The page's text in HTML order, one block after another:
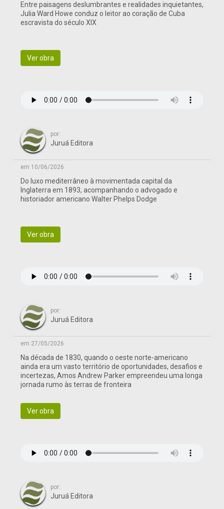
Entre paisagens deslumbrantes e realidades inquietantes,
Julia Ward Howe conduz o leitor ao coração de Cuba
escravista do século XIX
Ver obra
por:
Juruá Editora
em 10/06/2026
Do luxo mediterrâneo à movimentada capital da
Inglaterra em 1893, acompanhando o advogado e
historiador americano Walter Phelps Dodge
Ver obra
por:
Juruá Editora
em 27/05/2026
Na década de 1830, quando o oeste norte-americano
ainda era um vasto território de oportunidades, desafios e
incertezas, Amos Andrew Parker empreendeu uma longa
jornada rumo às terras de fronteira
Ver obra
por:
Juruá Editora